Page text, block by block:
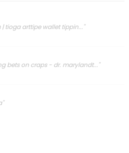
tioga arttipe wallet tippin..."
bets on craps - dr. marylandt..."